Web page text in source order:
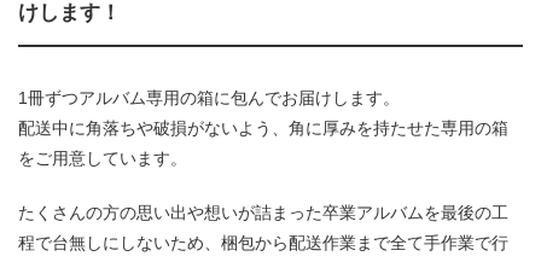
けします！
1冊ずつアルバム専用の箱に包んでお届けします。
配送中に角落ちや破損がないよう、角に厚みを持たせた専用の箱
をご用意しています。
たくさんの方の思い出や想いが詰まった卒業アルバムを最後の工
程で台無しにしないため、梱包から配送作業まで全て手作業で行